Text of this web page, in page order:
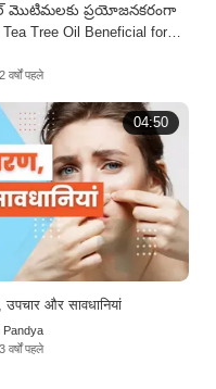
మొటిమలకు ప్రయోజనకరంగా
Tree Oil Beneficial for
2 वर्षों पहले
04:50
और सावधानियां
Pandya
3 वर्षों पहले